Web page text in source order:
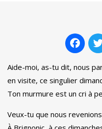
Aide-moi, as-tu dit, nous
en visite, ce singulier
Ton murmure est un cri à
Veux-tu que nous revenions